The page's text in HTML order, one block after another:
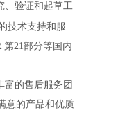
、验证和起草工
技术支持和服
第21部分等国内
的售后服务团
意的产品和优质